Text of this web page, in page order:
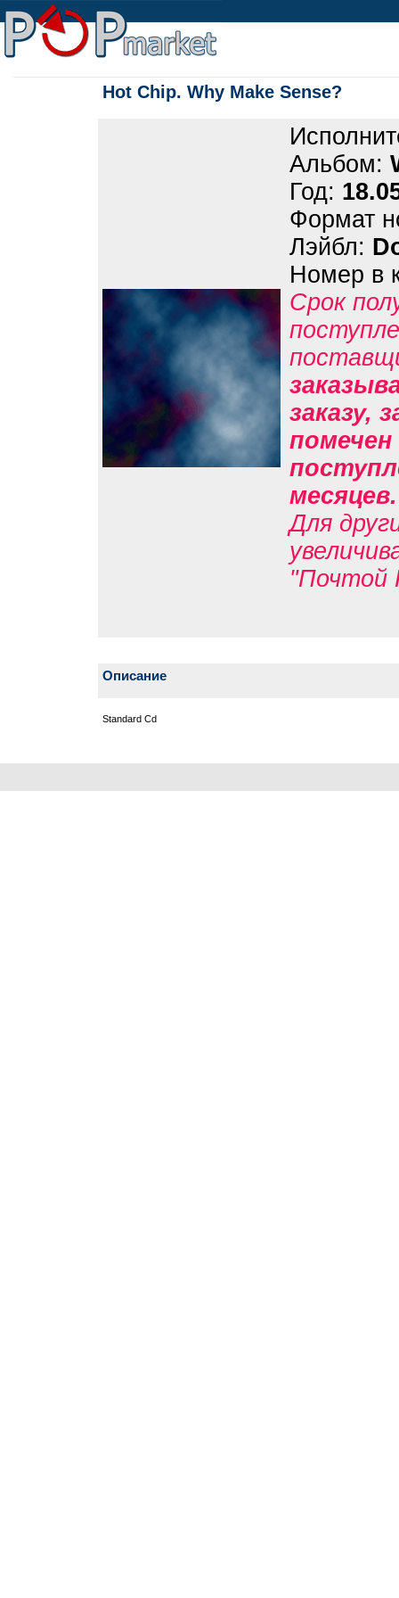
Hot Chip. Why Make Sense?
Альбом:
Год:
Формат
Лэйбл:
Номер в
Срок
заказу,
помечен
Для
"Почтой
Описание
Standard Cd